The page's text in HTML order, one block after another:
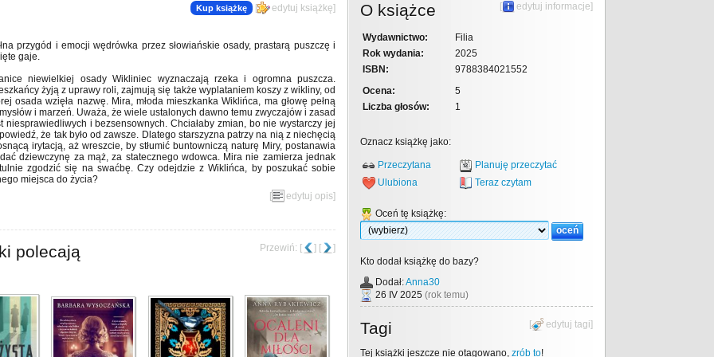
Kup książkę [ edytuj książkę]
przygód i emocji wędrówka przez słowiańskie osady, prastarą puszczę i
gaje.
niewielkiej osady Wikliniec wyznaczają rzeka i ogromna puszcza.
żyją z uprawy roli, zajmują się także wyplataniem koszy z wikliny, od
osada wzięła nazwę. Mira, młoda mieszkanka Wiklińca, ma głowę pełną
i marzeń. Uważa, że wiele ustalonych dawno temu zwyczajów i zasad
niesprawiedliwych i bezsensownych. Chciałaby zmian, bo nie wystarczy jej
że tak było od zawsze. Dlatego starszyzna patrzy na nią z niechęcią
irytacją, aż wreszcie, by stłumić buntowniczą naturę Miry, postanawia
dziewczynę za mąż, za statecznego wdowca. Mira nie zamierza jednak
zgodzić się na swaćbę. Czy odejdzie z Wiklińca, by poszukać sobie
miejsca do życia?
[
edytuj opis]
Przewiń: [ ] [ ]
polecają
[ edytuj informacje]
O książce
Wydawnictwo:
Filia
Rok wydania:
2025
ISBN:
9788384021552
Ocena:
5
Liczba głosów:
1
Oznacz książkę jako:
Przeczytana
Planuję przeczytać
Ulubiona
Teraz czytam
Oceń tę książkę:
Kto dodał książkę do bazy?
Dodał:Anna30
26 IV 2025 (rok temu)
[ edytuj tagi]
Tagi
Tej książki jeszcze nie otagowano, zrób to!